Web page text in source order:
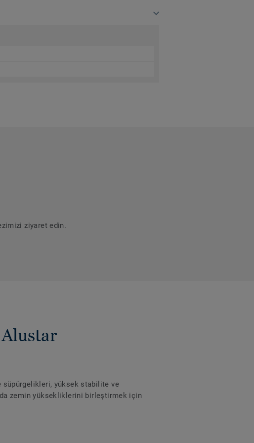
ziyaret edin.
süpürgelikleri, yüksek stabilite ve
zemin yüksekliklerini birleştirmek için